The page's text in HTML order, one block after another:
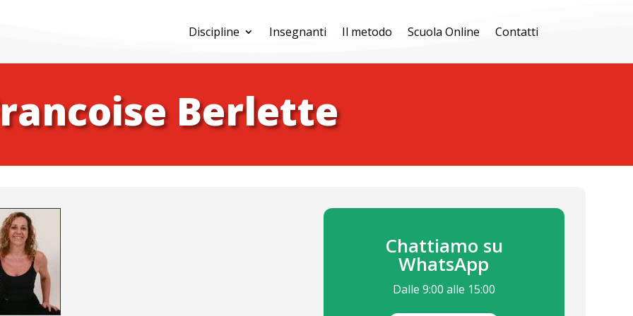
Discipline Insegnanti Il metodo Scuola Online Contatti
Berlette
Chattiamo su
WhatsApp
Dalle 9:00 alle 15:00